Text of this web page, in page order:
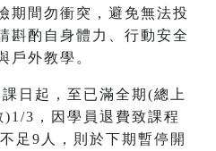
期間勿衝突，避免無法投
斟酌自身體力、行動安全
戶外教學。
課日起，至已滿全期(總上
)1/3，因學員退費致課程
足9人，則於下期暫停開